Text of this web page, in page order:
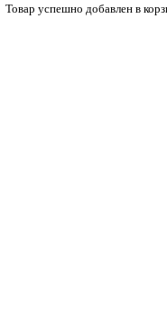
Товар успешно добавлен в